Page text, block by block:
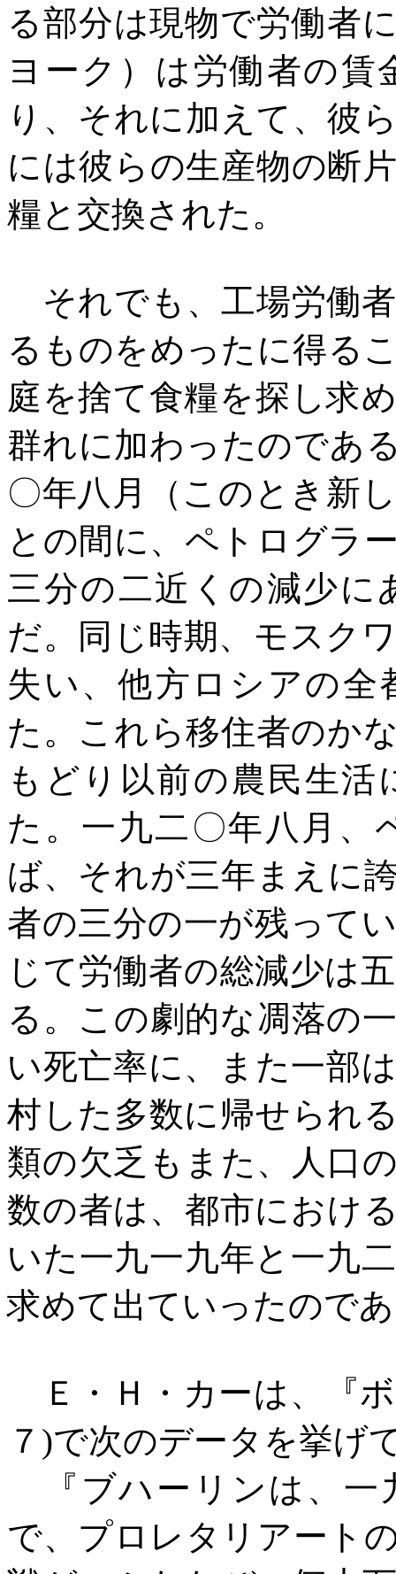
る部分は現物で労働者
ヨーク）は労働者の賃
り、それに加えて、彼
には彼らの生産物の断
糧と交換された。
それでも、工場労働
るものをめったに得る
庭を捨て食糧を探し求
群れに加わったのであ
〇年八月（このとき新
との間に、ペトログラ
三分の二近くの減少に
だ。同じ時期、モスク
失い、他方ロシアの全
た。これら移住者のか
もどり以前の農民生
た。一九二〇年八月、
ば、それが三年まえに
者の三分の一が残って
じて労働者の総減少は
る。この劇的な凋落の
い死亡率に、また一部
村した多数に帰せられ
類の欠乏もまた、人口
数の者は、都市におけ
いた一九一九年と一九
求めて出ていったので
Ｅ・Ｈ・カーは、『
７ )で次のデータを挙げ
『ブハーリンは、一
で、プロレタリアート